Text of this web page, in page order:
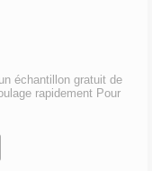
échantillon gratuit de
rapidement Pour